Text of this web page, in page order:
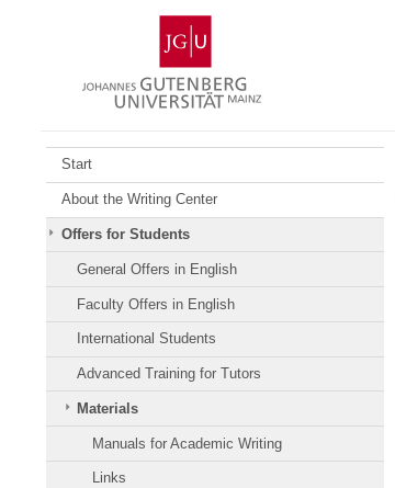
Gutenberg
University
Mainz
Start
About the Writing Center
Offers for Students
General Offers in English
Faculty Offers in English
International Students
Advanced Training for Tutors
Materials
Manuals for Academic Writing
Links